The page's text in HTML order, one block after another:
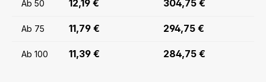
Ab 50 12,19 € 304,75 €
Ab 75 11,79 € 294,75 €
Ab 100 11,39 € 284,75 €